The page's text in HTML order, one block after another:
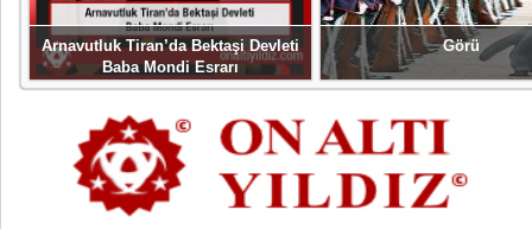
Arnavutluk Tiran’da Bektaşi Devleti
Baba Mondi Esrarı
Görü